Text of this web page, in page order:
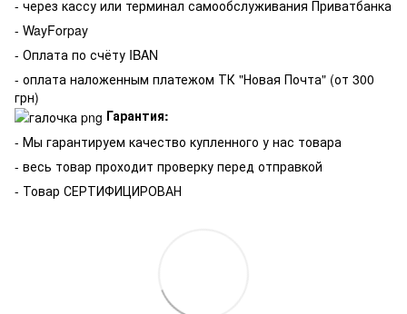
- через кассу или терминал самообслуживания Приватбанка
- WayForpay
- Оплата по счёту IBAN
- оплата наложенным платежом ТК "Новая Почта" (от 300
грн)
Гарантия:
- Мы гарантируем качество купленного у нас товара
- весь товар проходит проверку перед отправкой
- Товар СЕРТИФИЦИРОВАН